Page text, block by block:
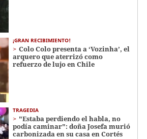
¡GRAN RECIBIMIENTO!
Colo Colo presenta a ‘Vozinha’, el
arquero que aterrizó como
refuerzo de lujo en Chile
TRAGEDIA
"Estaba perdiendo el habla, no
podía caminar": doña Josefa murió
carbonizada en su casa en Cortés